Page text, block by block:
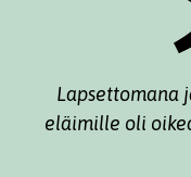
Lapsettomana
eläimille oli